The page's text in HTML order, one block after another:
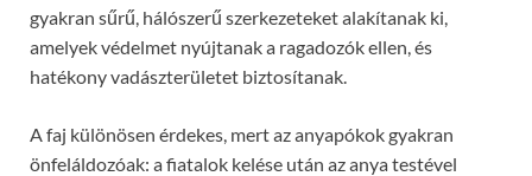
gyakran sűrű, hálószerű szerkezeteket alakítanak ki,
amelyek védelmet nyújtanak a ragadozók ellen, és
hatékony vadászterületet biztosítanak.
A faj különösen érdekes, mert az anyapókok gyakran
önfeláldozóak: a fiatalok kelése után az anya testével